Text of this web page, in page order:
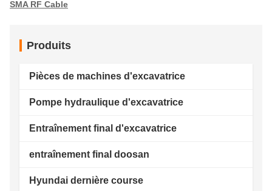
SMA RF Cable
Produits
Pièces de machines d'excavatrice
Pompe hydraulique d'excavatrice
Entraînement final d'excavatrice
entraînement final doosan
Hyundai dernière course